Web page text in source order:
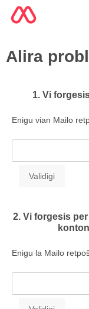
Alira
1. Vi
Enigu vian Mailo
2. Vi forgesis
Enigu la Mailo